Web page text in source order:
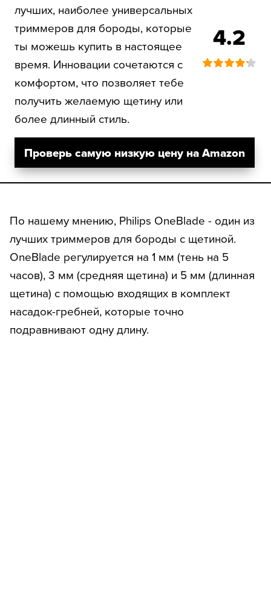
лучших, наиболее универсальных
триммеров для бороды, которые
ты можешь купить в настоящее
время. Инновации сочетаются с
комфортом, что позволяет тебе
получить желаемую щетину или
более длинный стиль.
4.2
Проверь самую низкую цену на Amazon
По нашему мнению, Philips OneBlade - один из
лучших триммеров для бороды с щетиной.
OneBlade регулируется на 1 мм (тень на 5
часов), 3 мм (средняя щетина) и 5 мм (длинная
щетина) с помощью входящих в комплект
насадок-гребней, которые точно
подравнивают одну длину.